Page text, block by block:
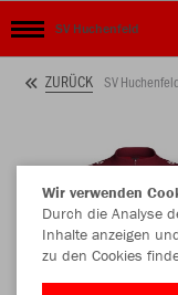
SV Huchenfeld
ZURÜCK SV
Wir verwenden
Durch die Analyse
Inhalte anzeigen
zu den Cookies